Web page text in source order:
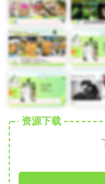
资源下载